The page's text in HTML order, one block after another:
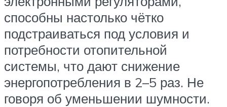
способны настолько чётко
подстраиваться под условия и
потребности отопительной
системы, что дают снижение
энергопотребления в 2–5 раз. Не
говоря об уменьшении шумности.